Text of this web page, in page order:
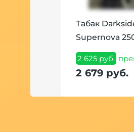
Табак
Supernova
2 625 руб.
2 679 руб.